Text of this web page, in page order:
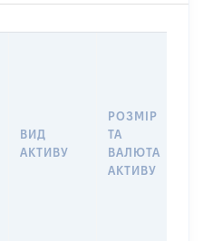
ВИД
АКТИВУ
РОЗМІР
ТА
ВАЛЮТА
АКТИВУ